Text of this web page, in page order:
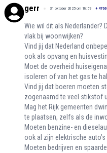
gerr 31 oktober 2025 om 18:59 + 4760
Wie wil dit als Nederlander?
vlak bij woonwijken?
Vind jij dat Nederland
ook als opvang en
Moet de overheid
isoleren of van het gas te
Vind jij dat boeren moeten
zogenaamd te veel stikstof
Mag het Rijk gemeenten
te plaatsen, zelfs als de
Moeten benzine- en
ook al zijn elektrische
Moeten bedrijven en